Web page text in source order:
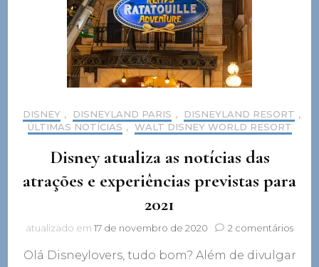
DISNEY , DISNEYLAND PARIS , DISNEYLAND RESORT ,
ÚLTIMAS NOTÍCIAS , WALT DISNEY WORLD RESORT
Disney atualiza as notícias das
atrações e experiências previstas para
2021
atualizado em 17 de novembro de 2020 2 comentáriosem
Olá Disneylovers, tudo bom? Além de divulgar